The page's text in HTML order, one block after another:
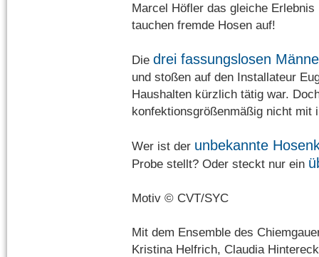
Marcel Höfler das gleiche
tauchen fremde Hosen auf!
Die drei fassungslosen
und stoßen auf den Installateur
Haushalten kürzlich tätig war.
konfektionsgrößenmäßig nicht mit
Wer ist der unbekannte
Probe stellt? Oder steckt nur ein
Motiv © CVT/SYC
Mit dem Ensemble des
Kristina Helfrich, Claudia